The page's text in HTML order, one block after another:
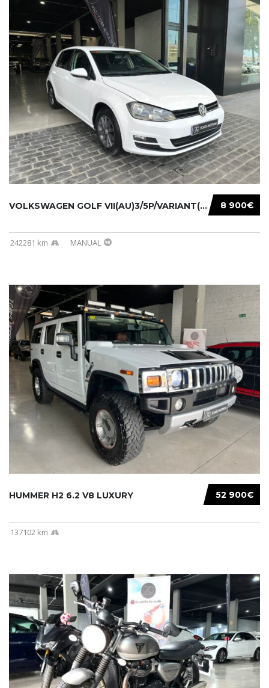
8 900€
VOLKSWAGEN GOLF VII(AU)3/5P/VARIANT(12-16 20...
242281 km MANUAL
52 900€
HUMMER H2 6.2 V8 LUXURY
137102 km